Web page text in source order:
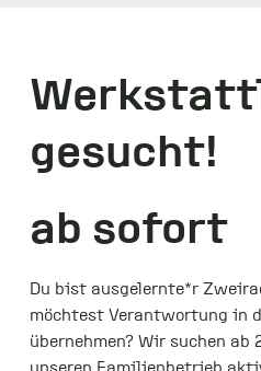
gesucht!
Du bist ausgelernte*r
möchtest Verantwortung in
übernehmen? Wir suchen ab
ab sofort